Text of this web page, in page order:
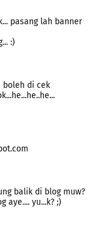
pasang lah banner
:)
boleh di cek
balik di blog muw?
aye.... yu...k? ;)